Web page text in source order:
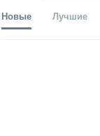
Новые Лучшие